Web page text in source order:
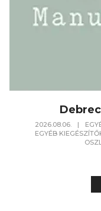
2026.08.06. |
EGYÉB